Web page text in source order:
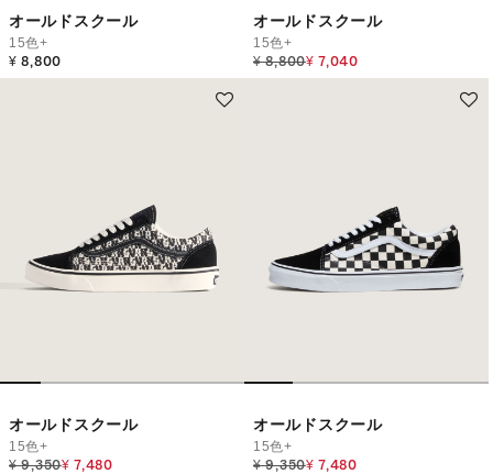
オールドスクール
15色+
¥ 8,800
オールドスクール
15色+
Price reduced from
¥ 8,800to
¥ 7,040
オールドスクール
15色+
Price reduced from
¥ 9,350to
¥ 7,480
オールドスクール
15色+
Price reduced from
¥ 9,350to
¥ 7,480